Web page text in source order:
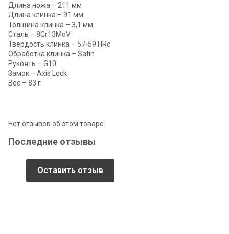
Длина ножа – 211 мм
Длина клинка – 91 мм
Толщина клинка – 3,1 мм
Сталь – 8Cr13MoV
Твёрдость клинка – 57-59 HRc
Обработка клинка – Satin
Рукоять – G10
Замок – Axis Lock
Вес – 83 г
Нет отзывов об этом товаре.
Последние отзывы
Оставить отзыв